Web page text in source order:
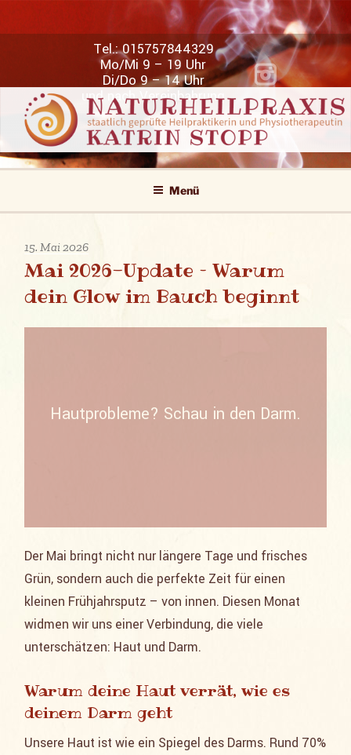
Inhalt
Tel.:015757844329
Mo/Mi 9 – 19 Uhr
Di/Do 9 – 14 Uhr
und nach Vereinbahrung
NATURHEILPRAXIS KATRIN STOPP
Staatlich geprüfte Heilpraktikerin und Physiotherapeutin
Menü
Veröffentlicht
am
15. Mai 2026
Mai 2026-Update – Warum
dein Glow im Bauch beginnt
Hautprobleme? Schau in den Darm.
Der Mai bringt nicht nur längere Tage und frisches
Grün, sondern auch die perfekte Zeit für einen
kleinen Frühjahrsputz – von innen. Diesen Monat
widmen wir uns einer Verbindung, die viele
unterschätzen: Haut und Darm.
Warum deine Haut verrät, wie es
deinem Darm geht
Unsere Haut ist wie ein Spiegel des Darms. Rund 70%